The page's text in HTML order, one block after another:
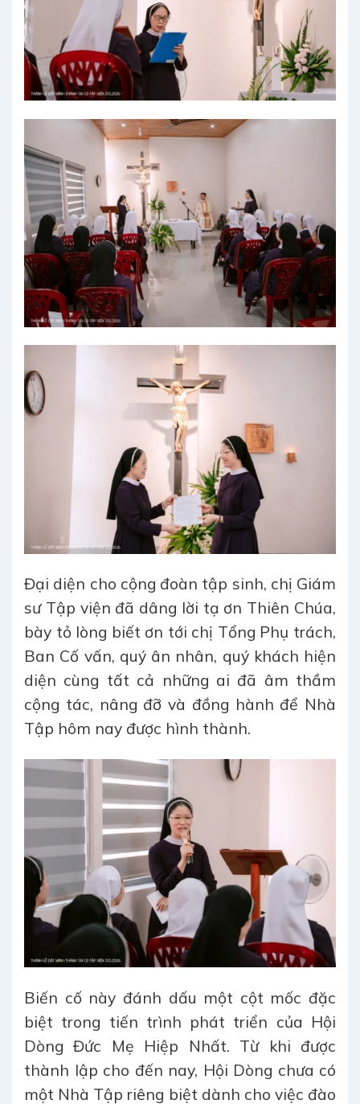
Đại diện cho cộng đoàn tập sinh, chị Giám
sư Tập viện đã dâng lời tạ ơn Thiên Chúa,
bày tỏ lòng biết ơn tới chị Tổng Phụ trách,
Ban Cố vấn, quý ân nhân, quý khách hiện
diện cùng tất cả những ai đã âm thầm
cộng tác, nâng đỡ và đồng hành để Nhà
Tập hôm nay được hình thành.
Biến cố này đánh dấu một cột mốc đặc
biệt trong tiến trình phát triển của Hội
Dòng Đức Mẹ Hiệp Nhất. Từ khi được
thành lập cho đến nay, Hội Dòng chưa có
một Nhà Tập riêng biệt dành cho việc đào